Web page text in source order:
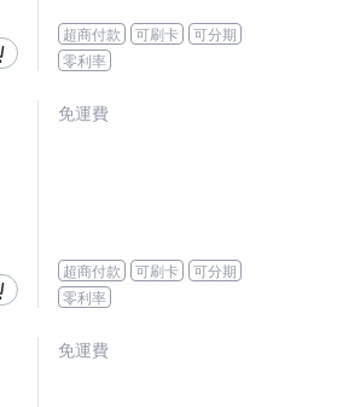
超商付款 可刷卡
可分期
零利率
免運費
超商付款 可刷卡
可分期
零利率
免運費